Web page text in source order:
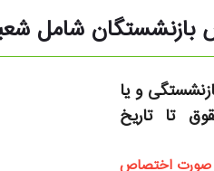
شامل
و یا
تا تاریخ